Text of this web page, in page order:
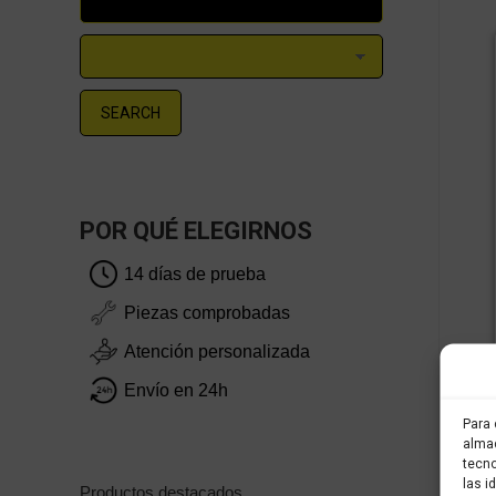
Para
las
SEARCH
POR QUÉ ELEGIRNOS
14 días de prueba
Piezas comprobadas
Atención personalizada
Envío en 24h
Productos destacados